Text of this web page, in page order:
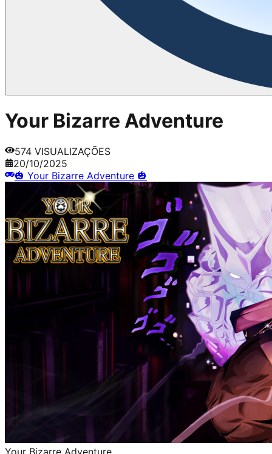
Your Bizarre Adventure
574 VISUALIZAÇÕES
20/10/2025
🎃 Your Bizarre Adventure 🎃